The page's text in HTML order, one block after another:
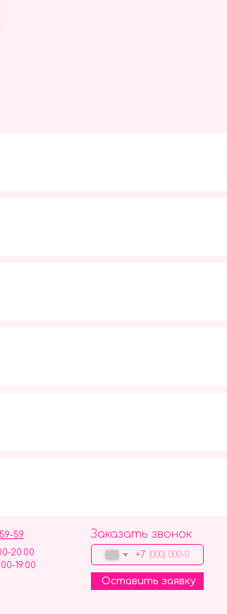
59
20:00
19:00
Заказать звонок
+7
Оставить заявку